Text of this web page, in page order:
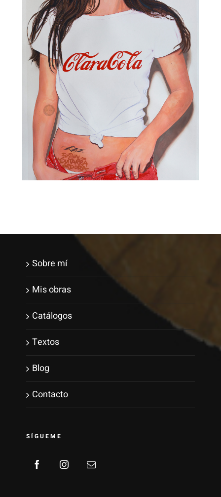
Sobre mí
Mis obras
Catálogos
Textos
Blog
Contacto
SÍGUEME